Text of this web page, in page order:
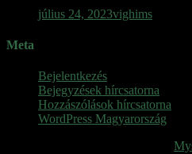
július 24, 2023vighims
Meta
Bejelentkezés
Bejegyzések hírcsatorna
Hozzászólások hírcsatorna
WordPress Magyarország